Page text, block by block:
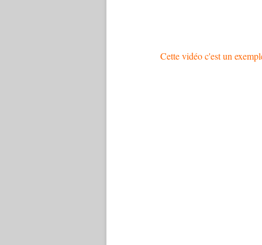
Cette vidéo c'est un